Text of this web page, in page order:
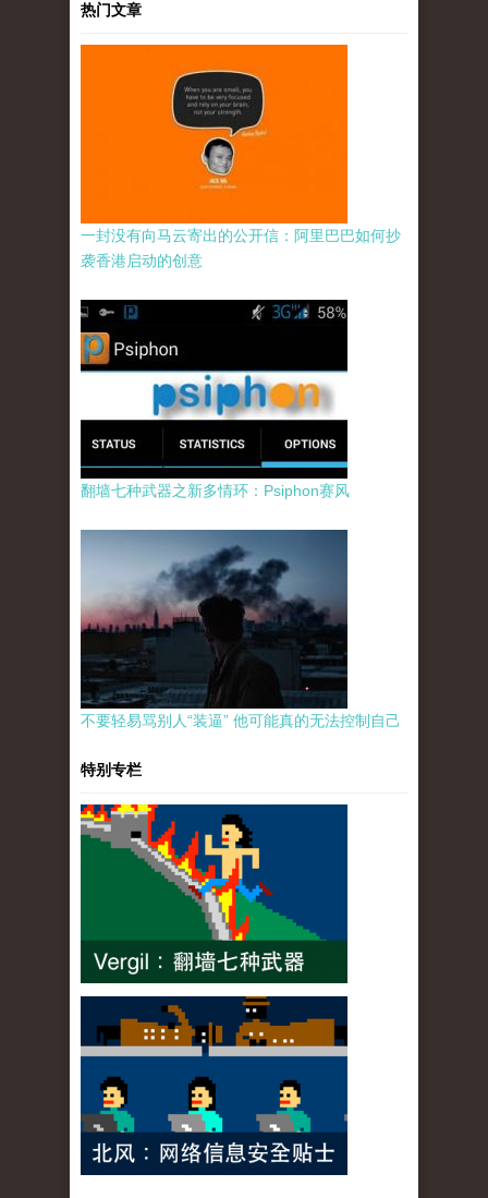
热门文章
一封没有向马云寄出的公开信：阿里巴巴如何抄
袭香港启动的创意
翻墙七种武器之新多情环：Psiphon赛风
不要轻易骂别人“装逼” 他可能真的无法控制自己
特别专栏